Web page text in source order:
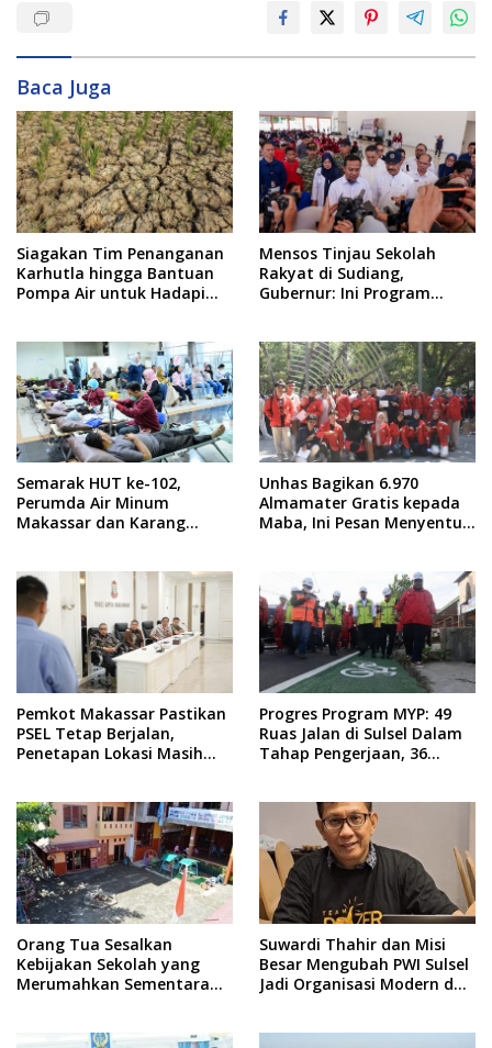
Baca Juga
Siagakan Tim Penanganan
Karhutla hingga Bantuan
Pompa Air untuk Hadapi
Mensos Tinjau Sekolah
Rakyat di Sudiang,
Gubernur: Ini Program
Semarak HUT ke-102,
Perumda Air Minum
Makassar dan Karang
Unhas Bagikan 6.970
Almamater Gratis kepada
Maba, Ini Pesan Menyentuh
Pemkot Makassar Pastikan
PSEL Tetap Berjalan,
Penetapan Lokasi Masih
Progres Program MYP: 49
Ruas Jalan di Sulsel Dalam
Tahap Pengerjaan, 36
Orang Tua Sesalkan
Kebijakan Sekolah yang
Merumahkan Sementara
Suwardi Thahir dan Misi
Besar Mengubah PWI Sulsel
Jadi Organisasi Modern dan